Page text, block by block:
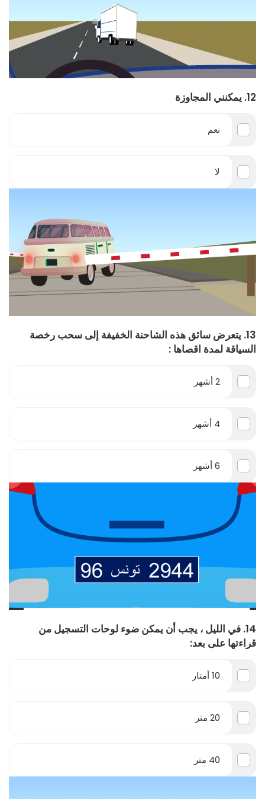
12. يمكنني المجاوزة
نعم
لا
13. يتعرض سائق هذه الشاحنة الخفيفة إلى سحب رخصة
السياقة لمدة اقصاها :
2 أشهر
4 أشهر
6 أشهر
14. في الليل ، يجب أن يمكن ضوء لوحات التسجيل من
قراءتها على بعد:
10 أمتار
20 متر
40 متر